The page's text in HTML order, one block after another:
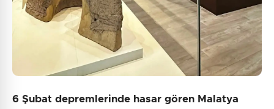
6 Şubat depremlerinde hasar gören Malatya